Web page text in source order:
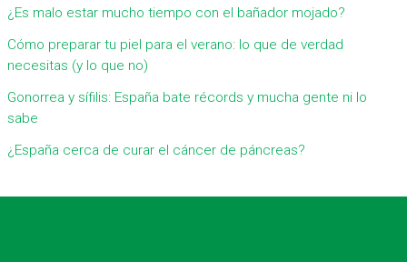
o
r
:
¿Es malo estar mucho tiempo con el bañador mojado?
Cómo preparar tu piel para el verano: lo que de verdad
necesitas (y lo que no)
Gonorrea y sífilis: España bate récords y mucha gente ni lo
sabe
¿España cerca de curar el cáncer de páncreas?